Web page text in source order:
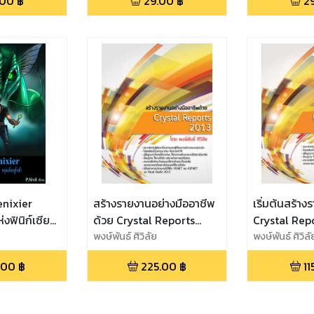
งฟินิก์เซีย
฿
สร้างรายงานอย่างมืออาชีพ
ด้วย Crystal Reports
2013
พงษ์พันธ์ ศิวิลัย
225.00 ฿
เริ่มต้นสร้าง
Crystal
พงษ์พันธ์ ศิวิลั